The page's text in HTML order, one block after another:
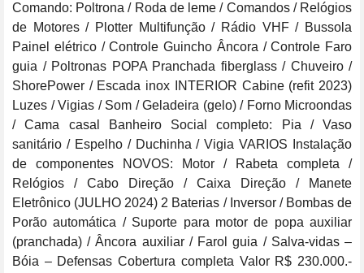
Comando: Poltrona / Roda de leme / Comandos / Relógios
de Motores / Plotter Multifunção / Rádio VHF / Bussola
Painel elétrico / Controle Guincho Âncora / Controle Faro
guia / Poltronas POPA Pranchada fiberglass / Chuveiro /
ShorePower / Escada inox INTERIOR Cabine (refit 2023)
Luzes / Vigias / Som / Geladeira (gelo) / Forno Microondas
/ Cama casal Banheiro Social completo: Pia / Vaso
sanitário / Espelho / Duchinha / Vigia VARIOS Instalação
de componentes NOVOS: Motor / Rabeta completa /
Relógios / Cabo Direção / Caixa Direção / Manete
Eletrônico (JULHO 2024) 2 Baterias / Inversor / Bombas de
Porão automática / Suporte para motor de popa auxiliar
(pranchada) / Âncora auxiliar / Farol guia / Salva-vidas –
Bóia – Defensas Cobertura completa Valor R$ 230.000.-